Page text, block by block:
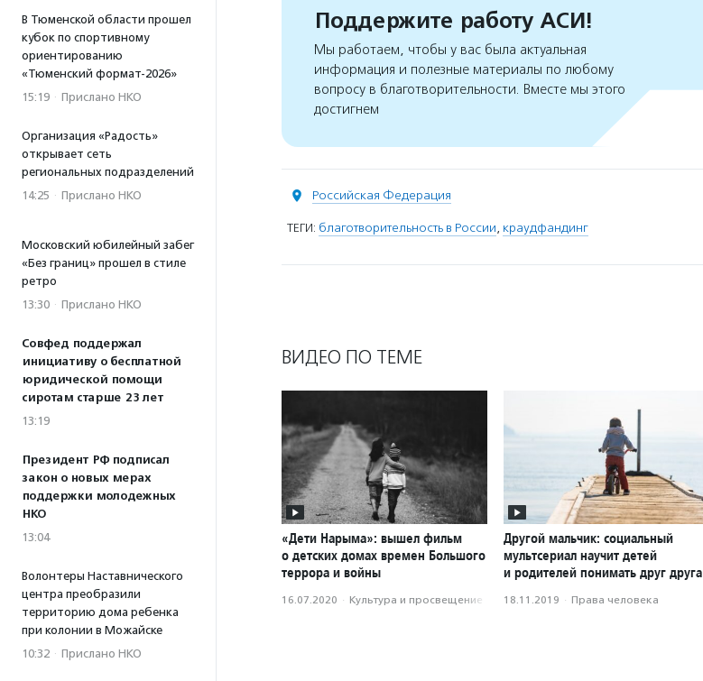
В Тюменской области прошел
кубок по спортивному
ориентированию
«Тюменский формат-2026»
15:19 · Прислано НКО
Организация «Радость»
открывает сеть
региональных подразделений
14:25 · Прислано НКО
Московский юбилейный забег
«Без границ» прошел в стиле
ретро
13:30 · Прислано НКО
Совфед поддержал
инициативу о бесплатной
юридической помощи
сиротам старше 23 лет
13:19
Президент РФ подписал
закон о новых мерах
поддержки молодежных
НКО
13:04
Волонтеры Наставнического
центра преобразили
территорию дома ребенка
при колонии в Можайске
10:32 · Прислано НКО
Поддержите работу АСИ!
Мы работаем, чтобы у вас была актуальная
информация и полезные материалы по любому
вопросу в благотворительности. Вместе мы этого
достигнем
Российская Федерация
ТЕГИ: благотворительность в России, краудфандинг
ВИДЕО ПО ТЕМЕ
«Дети Нарыма»: вышел фильм
о детских домах времен Большого
террора и войны
16.07.2020 · Культура и просвещение
Другой мальчик: социальный
мультсериал научит детей
и родителей понимать друг друга
18.11.2019 · Права человека